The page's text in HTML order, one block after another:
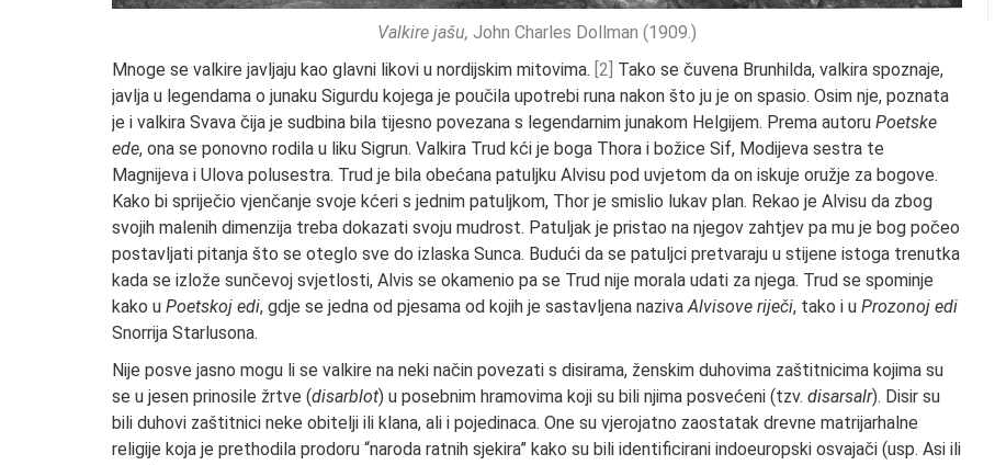
Valkire jašu,John Charles Dollman (1909.)
Mnoge se valkire javljaju kao glavni likovi u nordijskim mitovima. [2] Tako se čuvena Brunhilda, valkira spoznaje,
javlja u legendama o junaku Sigurdu kojega je poučila upotrebi runa nakon što ju je on spasio. Osim nje, poznata
je i valkira Svava čija je sudbina bila tijesno povezana s legendarnim junakom Helgijem. Prema autoru Poetske
ede, ona se ponovno rodila u liku Sigrun. Valkira Trud kći je boga Thora i božice Sif, Modijeva sestra te
Magnijeva i Ulova polusestra. Trud je bila obećana patuljku Alvisu pod uvjetom da on iskuje oružje za bogove.
Kako bi spriječio vjenčanje svoje kćeri s jednim patuljkom, Thor je smislio lukav plan. Rekao je Alvisu da zbog
svojih malenih dimenzija treba dokazati svoju mudrost. Patuljak je pristao na njegov zahtjev pa mu je bog počeo
postavljati pitanja što se oteglo sve do izlaska Sunca. Budući da se patuljci pretvaraju u stijene istoga trenutka
kada se izlože sunčevoj svjetlosti, Alvis se okamenio pa se Trud nije morala udati za njega. Trud se spominje
kako u Poetskoj edi, gdje se jedna od pjesama od kojih je sastavljena nazivaAlvisove riječi, tako i u Prozonoj edi
Snorrija Starlusona.
Nije posve jasno mogu li se valkire na neki način povezati s disirama, ženskim duhovima zaštitnicima kojima su
se u jesen prinosile žrtve (disarblot) u posebnim hramovima koji su bili njima posvećeni (tzv. disarsalr). Disir su
bili duhovi zaštitnici neke obitelji ili klana, ali i pojedinaca. One su vjerojatno zaostatak drevne matrijarhalne
religije koja je prethodila prodoru “naroda ratnih sjekira” kako su bili identificirani indoeuropski osvajači (usp. Asi ili